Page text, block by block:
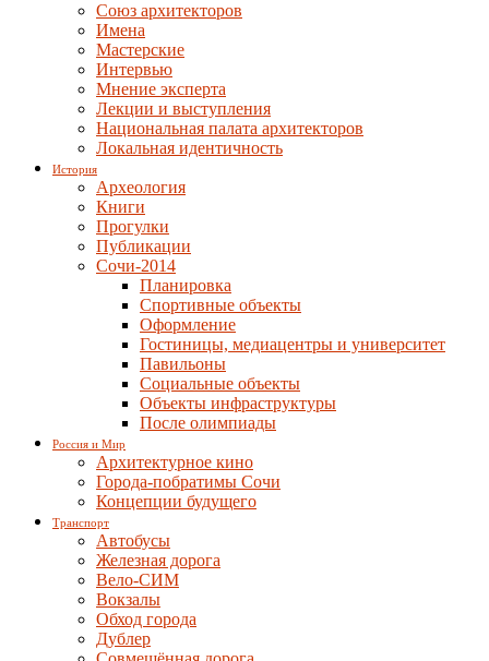
Союз архитекторов
Имена
Мастерские
Интервью
Мнение эксперта
Лекции и выступления
Национальная палата архитекторов
Локальная идентичность
История
Археология
Книги
Прогулки
Публикации
Сочи-2014
Планировка
Спортивные объекты
Оформление
Гостиницы, медиацентры и университет
Павильоны
Социальные объекты
Объекты инфраструктуры
После олимпиады
Россия и Мир
Архитектурное кино
Города-побратимы Сочи
Концепции будущего
Транспорт
Автобусы
Железная дорога
Вело-СИМ
Вокзалы
Обход города
Дублер